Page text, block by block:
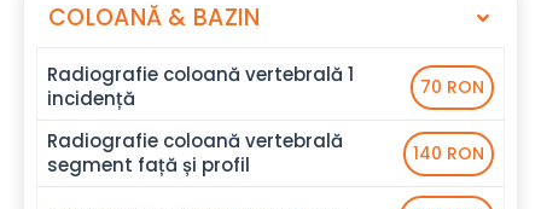
COLOANĂ & BAZIN
Radiografie coloană vertebrală 1
incidență
70 RON
Radiografie coloană vertebrală
segment față și profil
140 RON